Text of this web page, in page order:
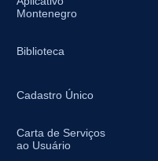
Montenegro
Biblioteca
Cadastro Único
Carta de Serviços
ao Usuário